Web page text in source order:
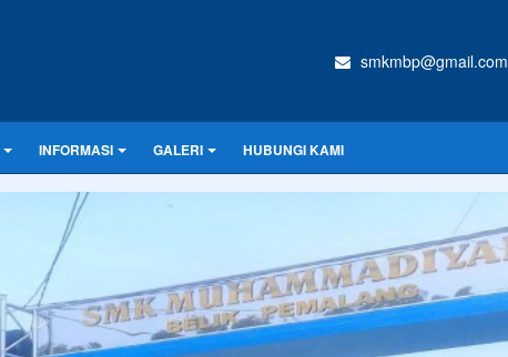
smkmbp@gmail.com
INFORMASI GALERI HUBUNGI KAMI
CONTOH UKURAN